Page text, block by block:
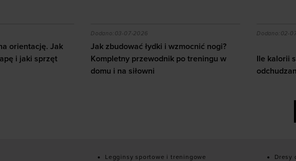
i jaki sprzęt wybrać?
i wzmocnić nogi? Kompletny przewodnik po treningu w domu i na
wzmocnić nogi?
po treningu w
Ile kalorii spala squash i jak wpływa na
Dodano: 02-07-2026
Ile kalorii spala squash i jak wpływa na
odchudzanie?
Dodano: 26-
Legginsy sportowe i treningowe
Dresy